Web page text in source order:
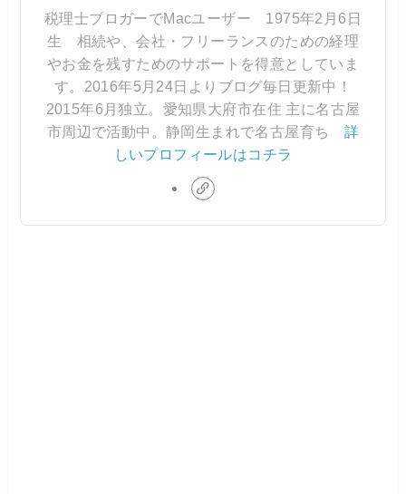
税理士ブロガーでMacユーザー 1975年2月6日
生 相続や、会社・フリーランスのための経理
やお金を残すためのサポートを得意としていま
す。2016年5月24日よりブログ毎日更新中！
2015年6月独立。愛知県大府市在住 主に名古屋
市周辺で活動中。静岡生まれで名古屋育ち 詳
しいプロフィールはコチラ